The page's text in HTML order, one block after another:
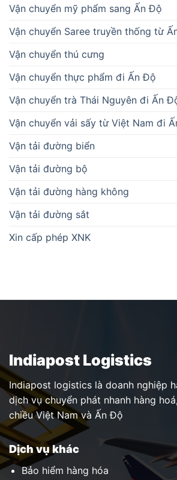
Vận chuyển mỹ phẩm sang Ấn Độ
Vận chuyển Saree truyền thống từ
Vận chuyển thú cưng
Vận chuyển thực phẩm đi Ấn Độ
Vận chuyển trà Thái Nguyên đi Ấn
Vận chuyển vải sấy từ Việt Nam đi
Vận tải đường biển
Vận tải đường bộ
Vận tải đường hàng không
Vận tải đường sắt
Xin cấp phép XNK
Indiapost Logistics
Indiapost logistics là doanh nghiệp
dịch vụ chuyển phát nhanh hàng
chiều Việt Nam và Ấn Độ
Dịch vụ khác
Bảo hiểm hàng hóa